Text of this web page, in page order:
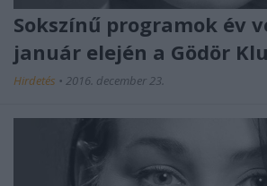
Sokszínű programok év
január elején a Gödör
Hirdetés • 2016. december 23.